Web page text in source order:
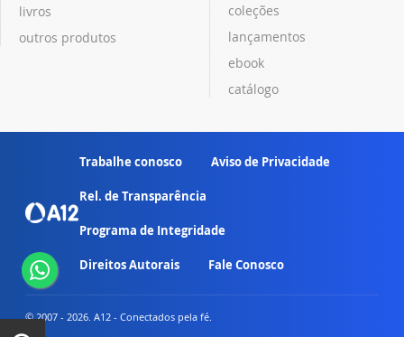
livros
outros produtos
coleções
lançamentos
ebook
catálogo
Trabalhe conosco Aviso de Privacidade
Rel. de Transparência
Programa de Integridade
Direitos Autorais Fale Conosco
© 2007 - 2026. A12 - Conectados pela fé.